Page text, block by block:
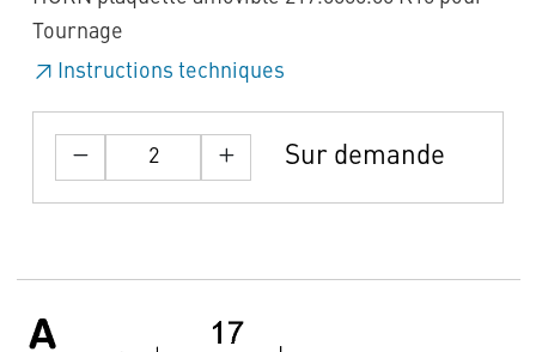
Tournage
Instructions techniques
Sur demande